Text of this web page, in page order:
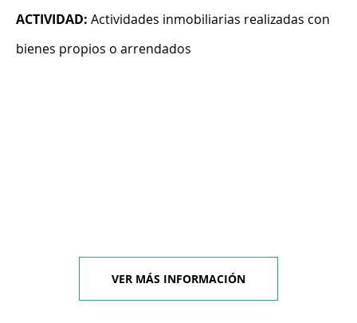
ACTIVIDAD: Actividades inmobiliarias realizadas con
bienes propios o arrendados
VER MÁS INFORMACIÓN